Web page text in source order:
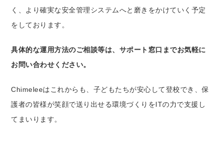
く、より確実な安全管理システムへと磨きをかけていく予定
をしております。
具体的な運用方法のご相談等は、サポート窓口までお気軽に
お問い合わせください。
Chimeleeはこれからも、子どもたちが安心して登校でき、保
護者の皆様が笑顔で送り出せる環境づくりをITの力で支援し
てまいります。